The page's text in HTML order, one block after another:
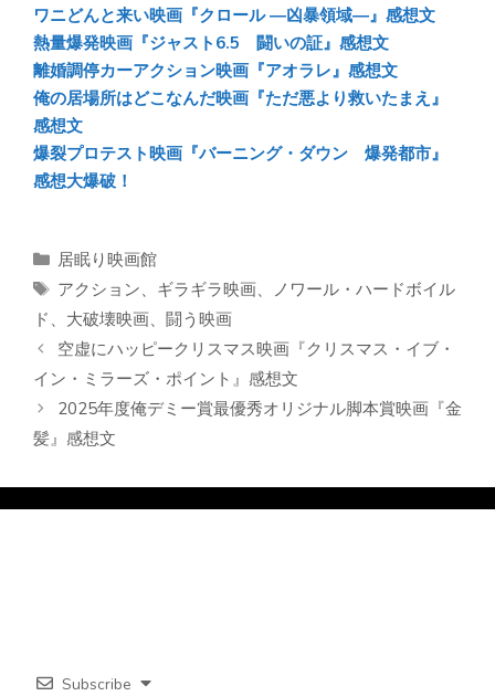
ワニどんと来い映画『クロール ―凶暴領域―』感想文
熱量爆発映画『ジャスト6.5 闘いの証』感想文
離婚調停カーアクション映画『アオラレ』感想文
俺の居場所はどこなんだ映画『ただ悪より救いたまえ』
感想文
爆裂プロテスト映画『バーニング・ダウン 爆発都市』
感想大爆破！
カ
テ
リ
ー
居眠り映画館
タ
グ
アクション、 ギラギラ映画、
ノワール・ハードボイル
ド 、 大破壊映画、 闘う映画
空虚にハッピークリスマス映画『クリスマス・イブ・
イン・ミラーズ・ポイント』感想文
2025年度俺デミー賞最優秀オリジナル脚本賞映画『金
髪』感想文
Subscribe